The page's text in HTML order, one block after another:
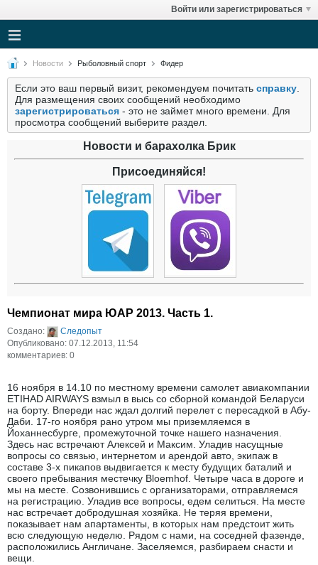
Войти или зарегистрироваться
Новости Рыболовный спорт Фидер
Если это ваш первый визит, рекомендуем почитать справку
Для размещения своих сообщений необходимо
зарегистрироваться - это не займет много времени. Для
просмотра сообщений выберите раздел.
Новости и барахолка Брик
Присоединяйся!
Чемпионат мира ЮАР 2013. Часть 1.
Создано:
Следопыт
Опубликовано: 07.12.2013, 11:54
комментариев: 0
16 ноября в 14.10 по местному времени самолет авиакомпании
ETIHAD AIRWAYS взмыл в высь со сборной командой Беларуси
на борту. Впереди нас ждал долгий перелет с пересадкой в Абу-
Даби. 17-го ноября рано утром мы приземляемся в
Йоханнесбурге, промежуточной точке нашего назначения.
Здесь нас встречают Алексей и Максим. Уладив насущные
вопросы со связью, интернетом и арендой авто, экипаж в
составе 3-х пикапов выдвигается к месту будущих баталий и
своего пребывания местечку Bloemhof. Четыре часа в дороге и
мы на месте. Созвонившись с организаторами, отправляемся
на регистрацию. Уладив все вопросы, едем селиться. На месте
нас встречает добродушная хозяйка. Не теряя времени,
показывает нам апартаменты, в которых нам предстоит жить
всю следующую неделю. Рядом с нами, на соседней фазенде,
расположились Англичане. Заселяемся, разбираем снасти и
вещи.